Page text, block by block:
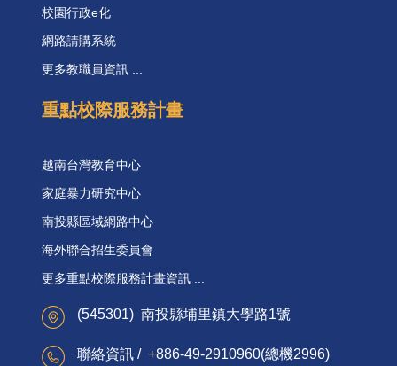
校園行政e化
網路請購系統
更多教職員資訊 ...
重點校際服務計畫
越南台灣教育中心
家庭暴力研究中心
南投縣區域網路中心
海外聯合招生委員會
更多重點校際服務計畫資訊 ...
(545301) 南投縣埔里鎮大學路1號
聯絡資訊 / +886-49-2910960(總機2996)